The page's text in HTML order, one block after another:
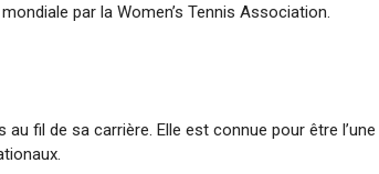
par la Women’s Tennis Association.
fil de sa carrière. Elle est connue pour être